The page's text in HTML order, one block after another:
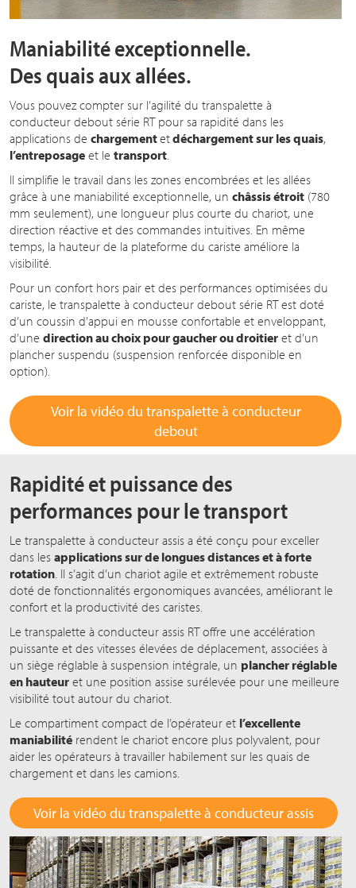
Maniabilité exceptionnelle.
Des quais aux allées.
Vous pouvez compter sur l’agilité du transpalette à
conducteur debout série RT pour sa rapidité dans les
applications de chargementetdéchargement sur les quais,
l’entreposage et le transport.
Il simplifie le travail dans les zones encombrées et les allées
grâce à une maniabilité exceptionnelle, un châssis étroit (780
mm seulement), une longueur plus courte du chariot, une
direction réactive et des commandes intuitives. En même
temps, la hauteur de la plateforme du cariste améliore la
visibilité.
Pour un confort hors pair et des performances optimisées du
cariste, le transpalette à conducteur debout série RT est doté
d’un coussin d’appui en mousse confortable et enveloppant,
d’une direction au choix pour gaucher ou droitier et d’un
plancher suspendu (suspension renforcée disponible en
option).
Voir la vidéo du transpalette à conducteur
debout
Rapidité et puissance des
performances pour le transport
Le transpalette à conducteur assis a été conçu pour exceller
dans les applications sur de longues distances et à forte
rotation. Il s’agit d’un chariot agile et extrêmement robuste
doté de fonctionnalités ergonomiques avancées, améliorant le
confort et la productivité des caristes.
Le transpalette à conducteur assis RT offre une accélération
puissante et des vitesses élevées de déplacement, associées à
un siège réglable à suspension intégrale, un plancher réglable
en hauteur et une position assise surélevée pour une meilleure
visibilité tout autour du chariot.
Le compartiment compact de l’opérateur et l’excellente
maniabilité rendent le chariot encore plus polyvalent, pour
aider les opérateurs à travailler habilement sur les quais de
chargement et dans les camions.
Voir la vidéo du transpalette à conducteur assis